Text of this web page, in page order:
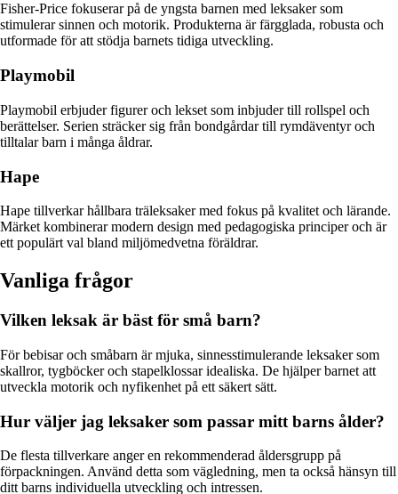
Fisher-Price fokuserar på de yngsta barnen med leksaker som
stimulerar sinnen och motorik. Produkterna är färgglada, robusta och
utformade för att stödja barnets tidiga utveckling.
Playmobil
Playmobil erbjuder figurer och lekset som inbjuder till rollspel och
berättelser. Serien sträcker sig från bondgårdar till rymdäventyr och
tilltalar barn i många åldrar.
Hape
Hape tillverkar hållbara träleksaker med fokus på kvalitet och lärande.
Märket kombinerar modern design med pedagogiska principer och är
ett populärt val bland miljömedvetna föräldrar.
Vanliga frågor
Vilken leksak är bäst för små barn?
För bebisar och småbarn är mjuka, sinnesstimulerande leksaker som
skallror, tygböcker och stapelklossar idealiska. De hjälper barnet att
utveckla motorik och nyfikenhet på ett säkert sätt.
Hur väljer jag leksaker som passar mitt barns ålder?
De flesta tillverkare anger en rekommenderad åldersgrupp på
förpackningen. Använd detta som vägledning, men ta också hänsyn till
ditt barns individuella utveckling och intressen.